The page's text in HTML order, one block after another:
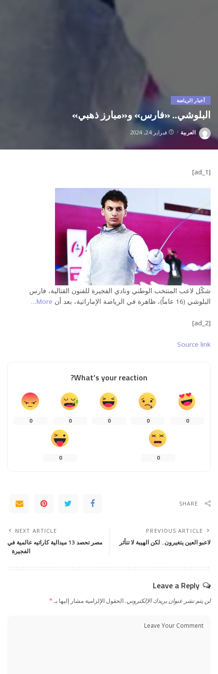
أخبار الرياضة
البلوشي.. «فارس» و«مبارز ذهبي»
Posted
العربية فبراير 24, 2024
[ad_1]
شكّل لاعب المنتخب الوطني ونادي الفجيرة للفنون القتالية، فارس
البلوشي (16 عاماً)، ظاهرة في الرياضة الإماراتية، بعد أن
More…
[ad_2]
Source link
What’s your reaction?
0
0
0
0
0
0
0
SHARE
PREVIOUS ARTICLE
لاعبو العين يتغيرون.. لكن الهيبة لا تتأثر
NEXT ARTICLE
مصر تحصد 13 ميدالية كاراتيه عالمية في
الفجيرة
Leave a Reply
لن يتم نشر عنوان بريدك الإلكتروني.الحقول الإلزامية مشار إليها بـ*